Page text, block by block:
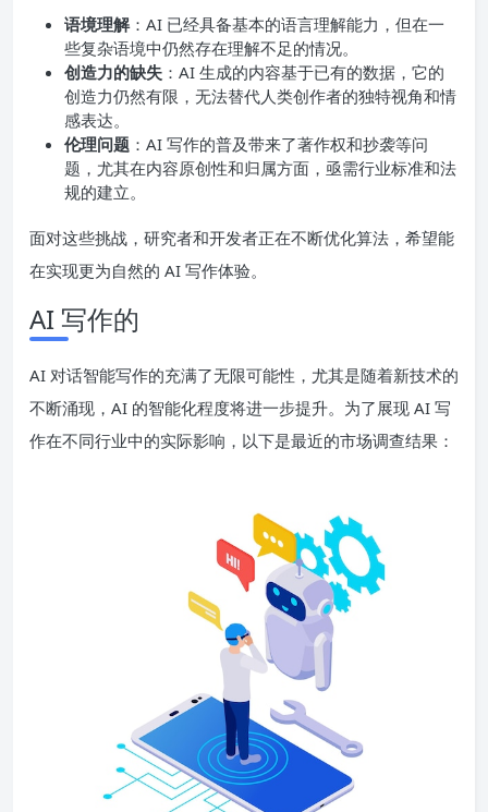
语境理解：AI 已经具备基本的语言理解能力，但在一
些复杂语境中仍然存在理解不足的情况。
创造力的缺失 ：AI 生成的内容基于已有的数据，它的
创造力仍然有限，无法替代人类创作者的独特视角和情
感表达。
伦理问题 ：AI 写作的普及带来了著作权和抄袭等问
题，尤其在内容原创性和归属方面，亟需行业标准和法
规的建立。
面对这些挑战，研究者和开发者正在不断优化算法，希望能
在实现更为自然的 AI 写作体验。
AI 写作的
AI 对话智能写作的充满了无限可能性，尤其是随着新技术的
不断涌现，AI 的智能化程度将进一步提升。为了展现 AI 写
作在不同行业中的实际影响，以下是最近的市场调查结果：